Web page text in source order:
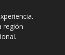
región